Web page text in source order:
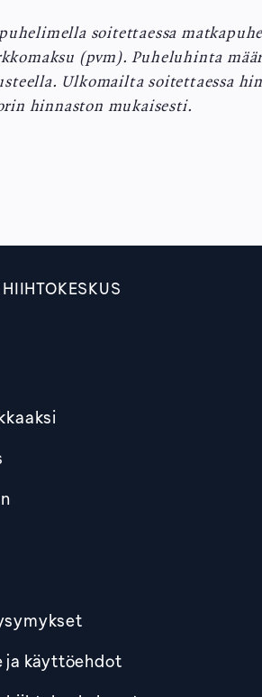
soitettaessa
(pvm). Puheluhinta
Ulkomailta soitettaessa
hinnaston mukaisesti.
ja käyttöehdot